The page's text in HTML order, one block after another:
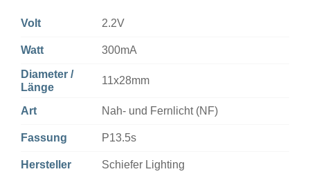
Volt 2.2V
Watt 300mA
Diameter /
Länge
11x28mm
Art Nah- und Fernlicht (NF)
Fassung P13.5s
Hersteller Schiefer Lighting